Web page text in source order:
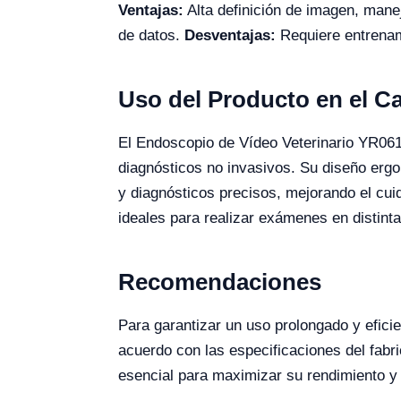
Ventajas: Alta definición de imagen,
de datos. Desventajas: Requiere
Uso del Producto en el
El Endoscopio de Vídeo Veterinario
diagnósticos no invasivos. Su diseño
y diagnósticos precisos, mejorando el
ideales para realizar exámenes en
Recomendaciones
Para garantizar un uso prolongado y
acuerdo con las especificaciones del
esencial para maximizar su rendimiento